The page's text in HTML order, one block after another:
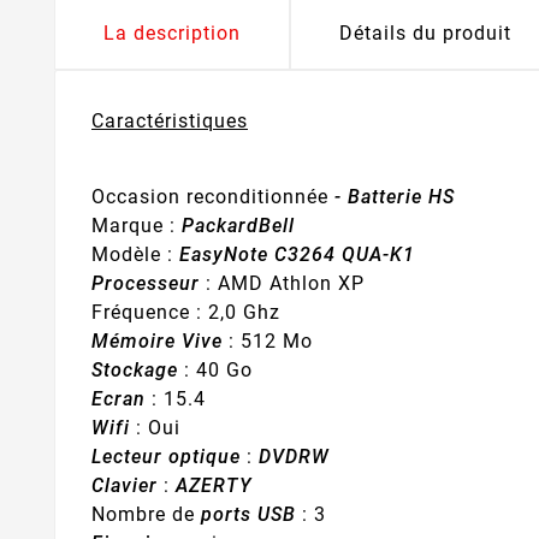
La description Détails du produit
Caractéristiques
Occasion reconditionnée - Batterie HS
Marque : PackardBell
Modèle : EasyNote C3264 QUA-K1
Processeur : AMD Athlon XP
Fréquence : 2,0 Ghz
Mémoire Vive : 512 Mo
Stockage : 40 Go
Ecran : 15.4
Wifi : Oui
Lecteur optique : DVDRW
Clavier :AZERTY
Nombre de ports USB : 3